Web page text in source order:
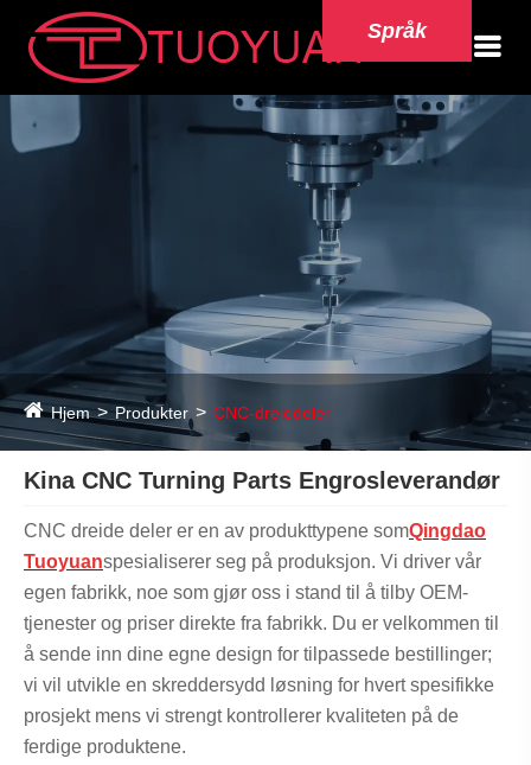
Språk
Hjem Produkter CNC-dreiedeler
Kina CNC Turning Parts Engrosleverandør
CNC dreide deler er en av produkttypene somQingdao
Tuoyuanspesialiserer seg på produksjon. Vi driver vår
egen fabrikk, noe som gjør oss i stand til å tilby OEM-
tjenester og priser direkte fra fabrikk. Du er velkommen til
å sende inn dine egne design for tilpassede bestillinger;
vi vil utvikle en skreddersydd løsning for hvert spesifikke
prosjekt mens vi strengt kontrollerer kvaliteten på de
ferdige produktene.